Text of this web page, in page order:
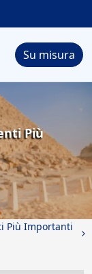
Su misura
Più
Più Importanti